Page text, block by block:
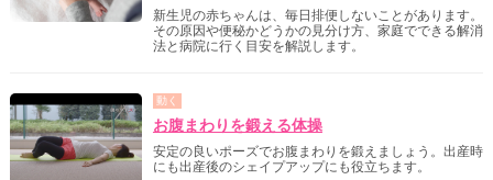
新生児の赤ちゃんは、毎日排便しないことがあります。
その原因や便秘かどうかの見分け方、家庭でできる解消
法と病院に行く目安を解説します。
動く
お腹まわりを鍛える体操
安定の良いポーズでお腹まわりを鍛えましょう。出産時
にも出産後のシェイプアップにも役立ちます。